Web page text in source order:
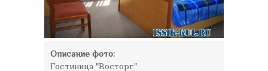
Описание фото:
Гостиница "Восторг"